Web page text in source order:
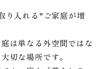
り入れる”ご家庭が増
は単なる外空間ではな
切な場所です。